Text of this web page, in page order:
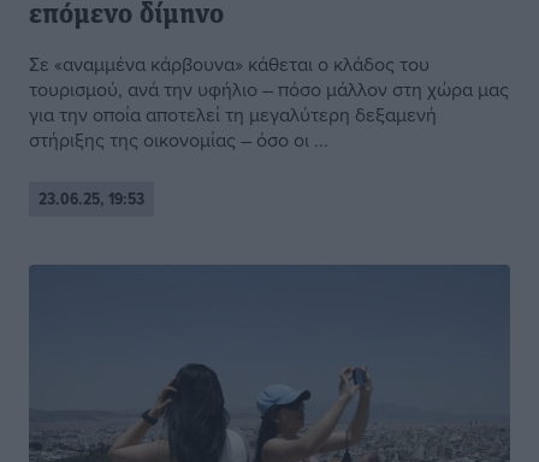
επόμενο δίμηνο
Σε «αναμμένα κάρβουνα» κάθεται ο κλάδος του
τουρισμού, ανά την υφήλιο – πόσο μάλλον στη χώρα μας
για την οποία αποτελεί τη μεγαλύτερη δεξαμενή
στήριξης της οικονομίας – όσο οι ...
23.06.25, 19:53